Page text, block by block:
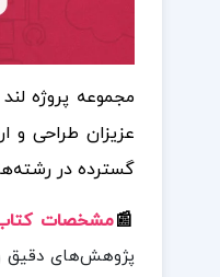
مجموعه پروژه لند
عزیزان طراحی و
گسترده در
📰مشخصات کتاب
پژوهش‌های دقیق و